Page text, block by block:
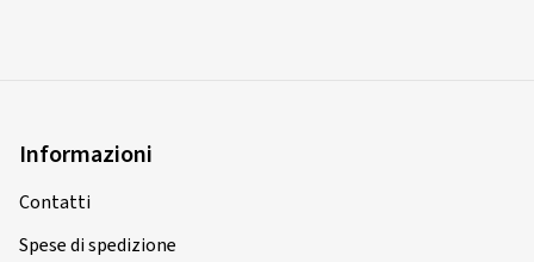
Informazioni
Contatti
Spese di spedizione